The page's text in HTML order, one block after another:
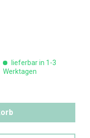
lieferbar in 1-3
Werktagen